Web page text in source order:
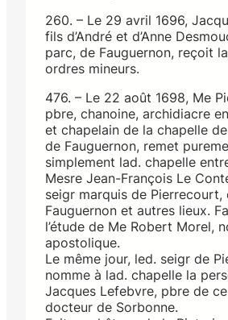
260. – Le 29 avril 1696,
fils d’André et d’Anne
parc, de Fauguernon, reçoit
ordres mineurs.
476. – Le 22 août 1698, Me
pbre, chanoine, archidiacre
et chapelain de la chapelle
de Fauguernon, remet
simplement lad. chapelle
Mesre Jean-François Le
seigr marquis de Pierrecourt,
Fauguernon et autres lieux.
l’étude de Me Robert Morel,
apostolique.
Le même jour, led. seigr de
nomme à lad. chapelle la
Jacques Lefebvre, pbre de
docteur de Sorbonne.